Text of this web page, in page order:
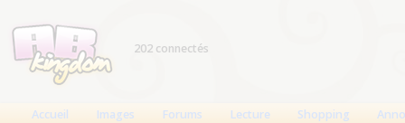
202 connectés
Accueil Images Forums Lecture Shopping